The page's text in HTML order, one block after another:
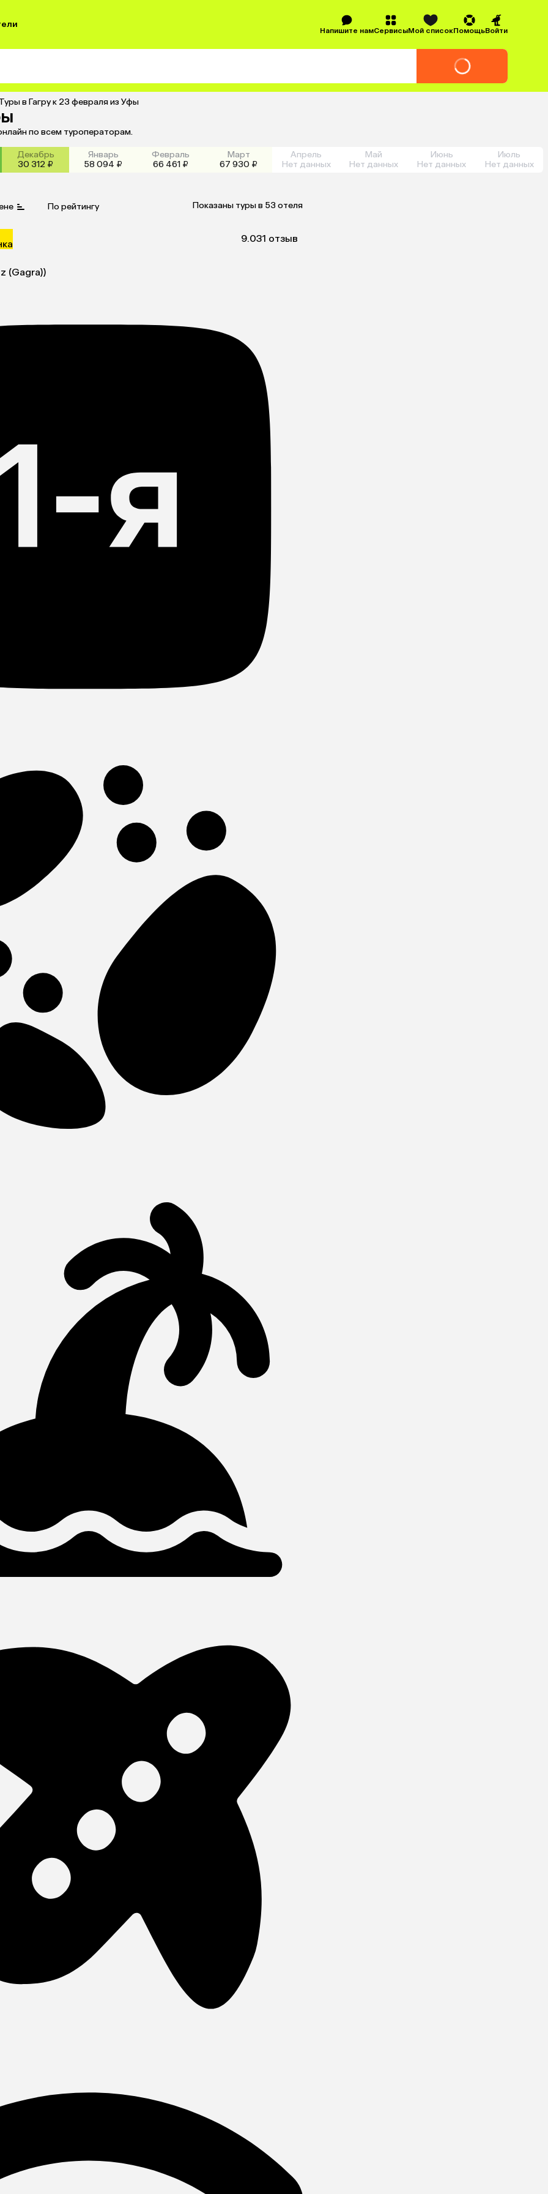
Напишите намСервисыМой списокПомощьВойти
в Гагру к 23 февраля из Уфы
по всем туроператорам.
Декабрь
30 312 ₽
Январь
58 094 ₽
Февраль
66 461 ₽
Март
67 930 ₽
Апрель
Нет данных
Май
Нет данных
Июнь
Нет данных
Июль
Нет данных
По рейтингу Показаны туры в 53 отеля
9.031 отзыв
(Gagra))